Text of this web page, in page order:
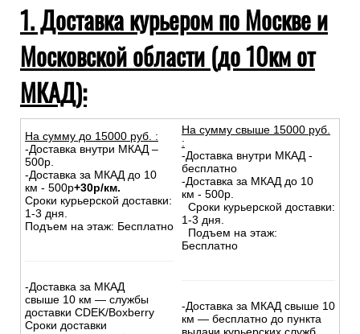
1. Доставка курьером по Москве и
Московской области (до 10км от
МКАД):
На сумму до 15000 руб. :
-Доставка внутри МКАД –
500р.
-Доставка за МКАД до 10
км - 500р+30р/км.
Сроки курьерской доставки:
1-3 дня.
Подъем на этаж: Бесплатно
-Доставка за МКАД
свыше 10 км — службы
доставки CDEK/Boxberry
Сроки доставки
На сумму свыше 15000 руб.
:
-Доставка внутри МКАД -
бесплатно
-Доставка за МКАД до 10
км - 500р.
Сроки курьерской доставки:
1-3 дня.
Подъем на этаж:
Бесплатно
-Доставка за МКАД свыше 10
км — бесплатно до пункта